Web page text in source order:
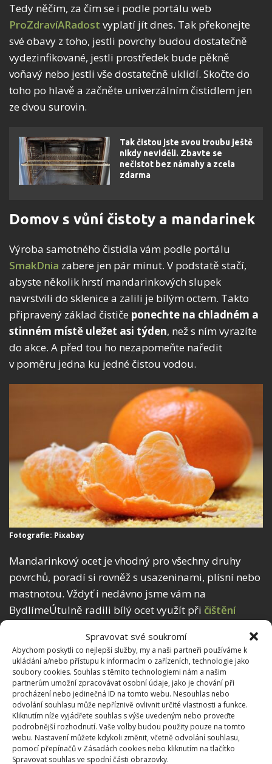
Spravovat své soukromí
Abychom poskytli co nejlepší služby, my a naši partneři používáme k
ukládání a/nebo přístupu k informacím o zařízeních, technologie jako
soubory cookies. Souhlas s těmito technologiemi nám a našim
partnerům umožní zpracovávat osobní údaje, jako je chování při
procházení nebo jedinečná ID na tomto webu. Nesouhlas nebo
odvolání souhlasu může nepříznivě ovlivnit určité vlastnosti a funkce.
Kliknutím níže vyjádřete souhlas s výše uvedeným nebo proveďte
podrobnější rozhodnutí. Vaše volby budou použity pouze na tomto
webu. Nastavení můžete kdykoli změnit, včetně odvolání souhlasu,
pomocí přepínačů v Zásadách cookies nebo kliknutím na tlačítko
Spravovat souhlas ve spodní části obrazovky.
Tedy něčím, za čím se i podle portálu web
ProZdravíARadost vyplatí jít dnes. Tak překonejte
své obavy z toho, jestli povrchy budou dostatečně
vydezinfikované, jestli prostředek bude pěkně
voňavý nebo jestli vše dostatečně uklidí. Skočte do
toho po hlavě a začněte univerzálním čistidlem jen
ze dvou surovin.
Tak čistou jste svou troubu ještě
nikdy neviděli. Zbavte se
nečistot bez námahy a zcela
zdarma
Domov s vůní čistoty a mandarinek
Výroba samotného čistidla vám podle portálu
SmakDnia zabere jen pár minut. V podstatě stačí,
abyste několik hrstí mandarinkových slupek
navrstvili do sklenice a zalili je bílým octem. Takto
připravený základ čističe ponechte na chladném a
stinném místě uležet asi týden, než s ním vyrazíte
do akce. A před tou ho nezapomeňte naředit
v poměru jedna ku jedné čistou vodou.
Fotografie: Pixabay
Mandarinkový ocet je vhodný pro všechny druhy
povrchů, poradí si rovněž s usazeninami, plísní nebo
mastnotou. Vždyť i nedávno jsme vám na
BydlímeÚtulně radili bílý ocet využít při čištění
účinné, ale zároveň šetrné. A kromě toho nádherně
voní po mandarinkách.